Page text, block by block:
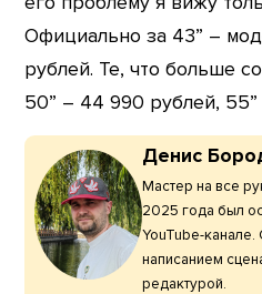
Официально за 43” –
рублей. Те, что больше
50” – 44 990 рублей,
Денис
Мастер на все
2025 года был
YouTube-канале.
написанием
редактурой.